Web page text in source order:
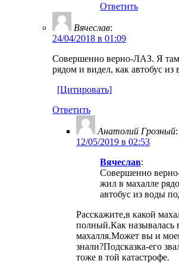
Ответить
Вячеслав:
24/04/2018 в 01:09
Совершенно верно-ЛАЗ. Я
рядом и видел, как автобус
[Цитировать]
Ответить
Анатолий Грозный:
12/05/2019 в 02:53
Вячеслав:
Совершенно
жил в махалле
автобус из воды
Расскажите,в какой
полный.Как называлась
махалля.Может вы и
знали?Подсказка-его
тоже в той катастрофе.